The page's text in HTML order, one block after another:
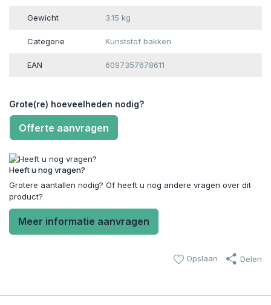
Gewicht 3.15 kg
Categorie Kunststof bakken
EAN 6097357678611
Grote(re) hoeveelheden nodig?
Offerte aanvragen
Heeft u nog vragen?
Grotere aantallen nodig? Of heeft u nog andere vragen over dit
product?
Meer informatie aanvragen
Opslaan Delen